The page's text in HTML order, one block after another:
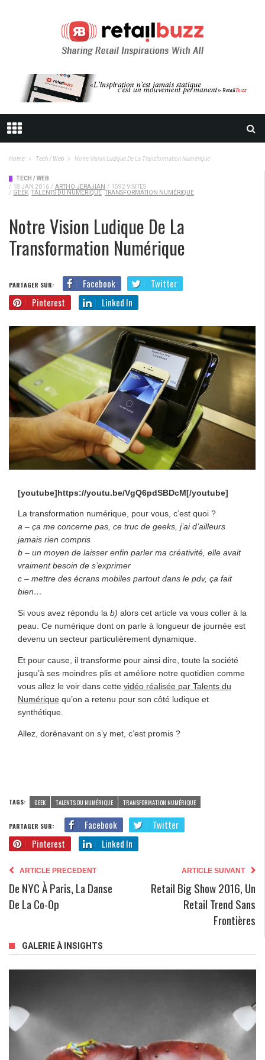
Home Tech / Web Notre Vision Ludique De La Transformation Numérique
TECH / WEB
/ 18 JAN 2016 / ARTHO JERAJIAN / 1592 VISITES
/ GEEK TALENTS DU NUMÉRIQUE TRANSFORMATION NUMÉRIQUE
Notre Vision Ludique De La
Transformation Numérique
PARTAGER SUR: Facebook
Twitter
Pinterest
Linked In
[youtube]https://youtu.be/VgQ6pdSBDcM[/youtube]
La transformation numérique, pour vous, c’est quoi ?
a – ça me concerne pas, ce truc de geeks, j’ai d’ailleurs
jamais rien compris
b – un moyen de laisser enfin parler ma créativité, elle avait
vraiment besoin de s’exprimer
c – mettre des écrans mobiles partout dans le pdv, ça fait
bien…
Si vous avez répondu la b) alors cet article va vous coller à la
peau. Ce numérique dont on parle à longueur de journée est
devenu un secteur particulièrement dynamique.
Et pour cause, il transforme pour ainsi dire, toute la société
jusqu’à ses moindres plis et améliore notre quotidien comme
vous allez le voir dans cette vidéo réalisée par Talents du
Numérique qu’on a retenu pour son côté ludique et
synthétique.
Allez, dorénavant on s’y met, c’est promis ?
TAGS: GEEK TALENTS DU NUMÉRIQUE TRANSFORMATION NUMÉRIQUE
PARTAGER SUR: Facebook
Twitter
Pinterest
Linked In
ARTICLE PRECEDENT
De NYC À Paris, La Danse
De La Co-Op
ARTICLE SUIVANT
Retail Big Show 2016, Un
Retail Trend Sans
Frontières
GALERIE À INSIGHTS